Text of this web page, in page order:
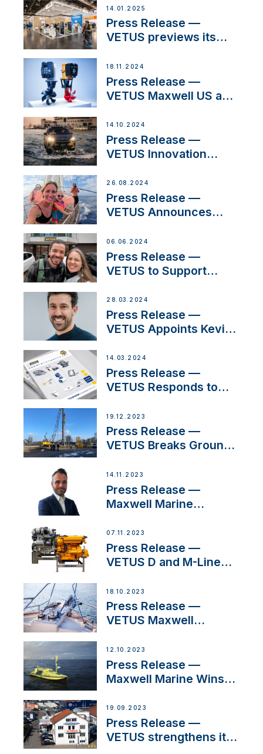
their exciting,
catamaran build
14.01.2025
Press Release —
VETUS previews its
Propulsion Solutions at
Boot Düsseldorf 2025
18.11.2024
Press Release —
VETUS Maxwell US and
Backed Thruster
Installation Program
14.10.2024
Press Release —
VETUS Innovation
Terramar Car to Set Sail
for Exclusive
America’s Cup Role
26.08.2024
Press Release —
VETUS Announces
Acclaimed Sailing
YouTubers SV Delos
06.06.2024
Press Release —
VETUS to Support
Inspiring New Boat
Building Venture
28.03.2024
Press Release —
VETUS Appoints Kevin
Sales for Netherlands
and Belgium
14.03.2024
Press Release —
VETUS Responds to
Amidst Ongoing
Economic Uncertainty
19.12.2023
Press Release —
VETUS Breaks Ground
14.11.2023
Press Release —
Maxwell Marine
Manager for its
Superyacht Division
07.11.2023
Press Release —
VETUS D and M-Line
HVO Approval
18.10.2023
Press Release —
VETUS Maxwell
Supplier for IBBI
12.10.2023
Press Release —
Maxwell Marine Wins
Anchoring System for
First USVs
19.09.2023
Press Release —
VETUS strengthens its